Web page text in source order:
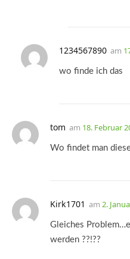
1234567890 am
wo finde ich das
tom am 18. Februar
Wo findet man
Kirk1701 am 2.
Gleiches
werden ??!??